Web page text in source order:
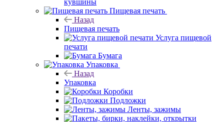
кувшины
Пищевая печать
Назад
Пищевая печать
Услуга пищевой
печати
Бумага
Упаковка
Назад
Упаковка
Коробки
Подложки
Ленты, зажимы